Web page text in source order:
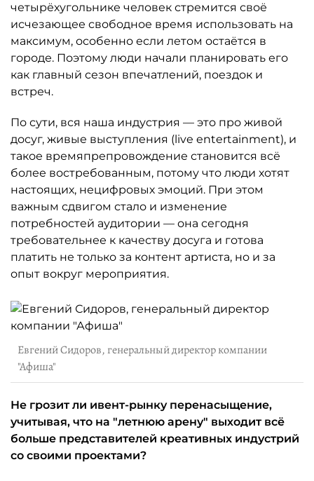
четырёхугольнике человек стремится своё
исчезающее свободное время использовать на
максимум, особенно если летом остаётся в
городе. Поэтому люди начали планировать его
как главный сезон впечатлений, поездок и
встреч.
По сути, вся наша индустрия — это про живой
досуг, живые выступления (live entertainment), и
такое времяпрепровождение становится всё
более востребованным, потому что люди хотят
настоящих, нецифровых эмоций. При этом
важным сдвигом стало и изменение
потребностей аудитории — она сегодня
требовательнее к качеству досуга и готова
платить не только за контент артиста, но и за
опыт вокруг мероприятия.
Евгений Сидоров, генеральный директор компании
"Афиша"
Не грозит ли ивент-рынку перенасыщение,
учитывая, что на "летнюю арену" выходит всё
больше представителей креативных индустрий
со своими проектами?